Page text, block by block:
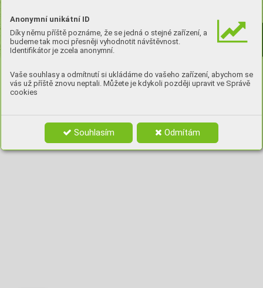
Anonymní unikátní ID
Díky němu příště poznáme, že se jedná o stejné zařízení, a
budeme tak moci přesněji vyhodnotit návštěvnost.
Identifikátor je zcela anonymní.
Vaše souhlasy a odmítnutí si ukládáme do vašeho zařízení, abychom se
vás už příště znovu neptali. Můžete je kdykoli později upravit ve Správě
cookies
Souhlasím Odmítám